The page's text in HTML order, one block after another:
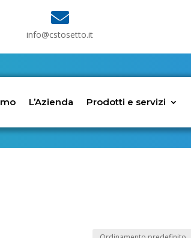

info@cstosetto.it
L’Azienda Prodotti e servizi